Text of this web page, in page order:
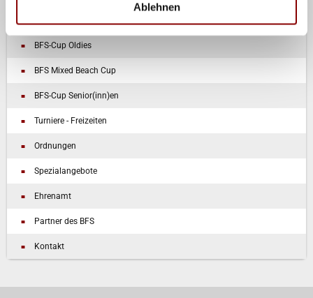
Ablehnen
BFS-Cup Oldies
BFS Mixed Beach Cup
BFS-Cup Senior(inn)en
Turniere - Freizeiten
Ordnungen
Spezialangebote
Ehrenamt
Partner des BFS
Kontakt